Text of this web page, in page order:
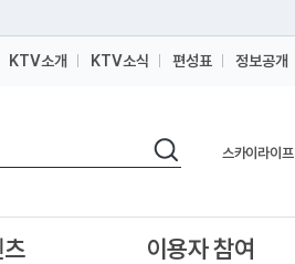
KTV소개 KTV소식 편성표 정보공개
검색
스카이라이프
스카이라이프
스카이라이프
이용자 참여